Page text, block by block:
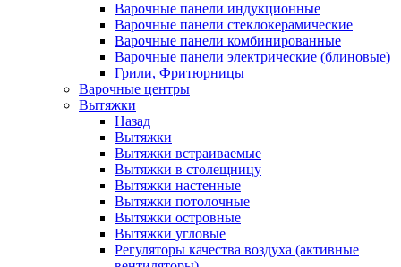
Варочные панели индукционные
Варочные панели стеклокерамические
Варочные панели комбинированные
Варочные панели электрические (блиновые)
Грили, Фритюрницы
Варочные центры
Вытяжки
Назад
Вытяжки
Вытяжки встраиваемые
Вытяжки в столещницу
Вытяжки настенные
Вытяжки потолочные
Вытяжки островные
Вытяжки угловые
Регуляторы качества воздуха (активные